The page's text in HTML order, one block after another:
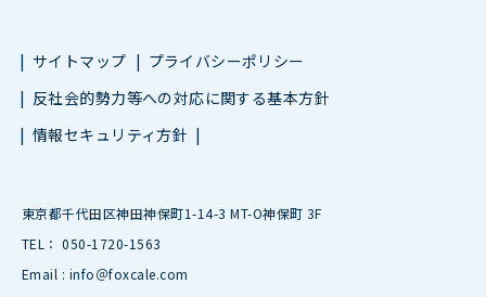
サイトマップ
プライバシーポリシー
反社会的勢力等への対応に関する基本方針
情報セキュリティ方針
東京都千代田区神田神保町1-14-3 MT-O神保町 3F
TEL： 050-1720-1563
Email : info＠foxcale.com